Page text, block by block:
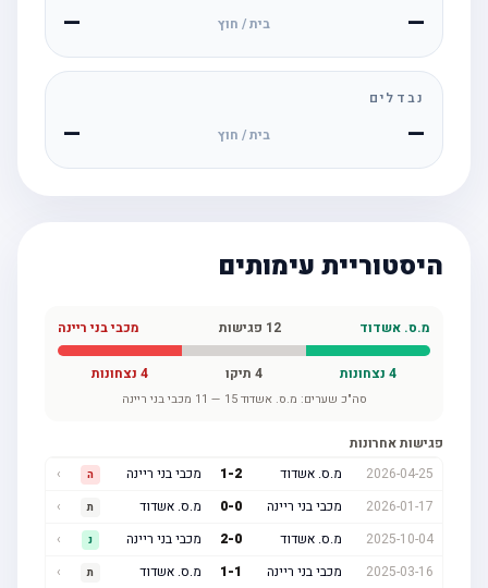
— בית / חוץ —
נבדלים
— בית / חוץ —
היסטוריית עימותים
מ.ס. אשדוד 12פגישות מכבי בני ריינה
נצחונות תיקו נצחונות
סה"כ שערים:מ.ס. אשדוד15
—
11 מכבי בני ריינה
פגישות אחרונות
2026-04-25
מ.ס. אשדוד 1 מכבי בני ריינה
2026-01-17
מכבי בני ריינה 0 מ.ס. אשדוד
2025-10-04
מ.ס. אשדוד 2 מכבי בני ריינה
2025-03-16
מכבי בני ריינה 1 מ.ס. אשדוד